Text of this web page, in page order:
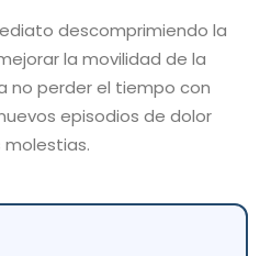
descomprimiendo la
la movilidad de la
no perder el tiempo con
episodios de dolor